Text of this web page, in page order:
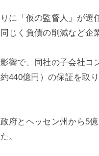
に「仮の監督人」が選
じく負債の削減など企
響で、同社の子会社コ
440億円）の保証を取
府とヘッセン州から5
。